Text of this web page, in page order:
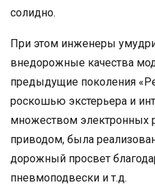
солидно.
При этом инженеры
внедорожные качества
предыдущие поколения
роскошью экстерьера и
множеством электронных
приводом, была
дорожный просвет
пневмоподвески и т.д.